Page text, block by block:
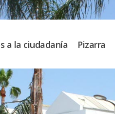
Pizarra
a la ciudadanía